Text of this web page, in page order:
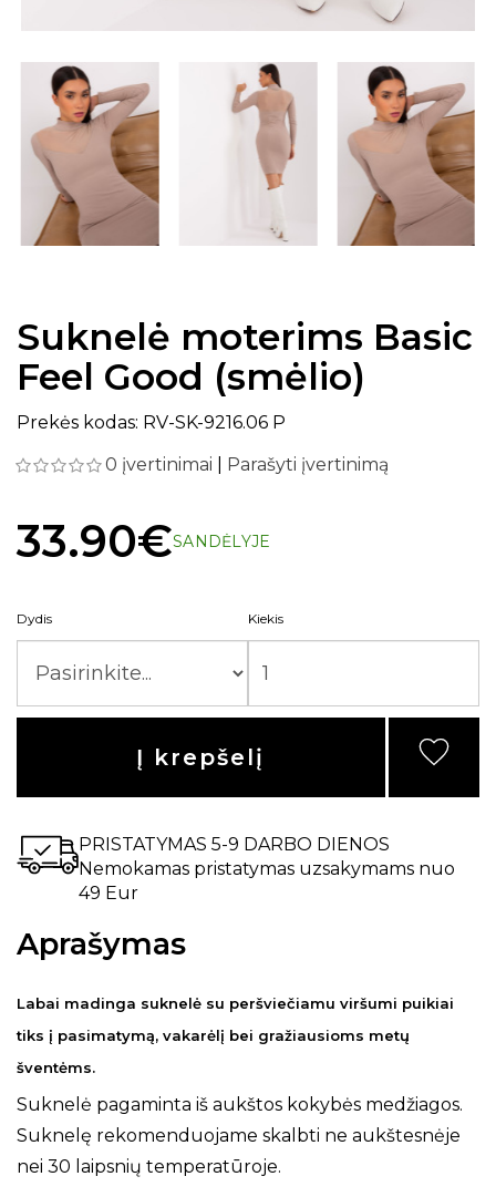
Suknelė moterims Basic
Feel Good (smėlio)
Prekės kodas: RV-SK-9216.06 P
0 įvertinimai
Parašyti įvertinimą
33.90€SANDĖLYJE
Dydis Kiekis
Į krepšelį
PRISTATYMAS 5-9 DARBO DIENOS
Nemokamas pristatymas uzsakymams nuo
49 Eur
Aprašymas
Labai madinga suknelė su peršviečiamu viršumi puikiai
tiks į pasimatymą, vakarėlį bei gražiausioms metų
šventėms.
Suknelė pagaminta iš aukštos kokybės medžiagos.
Suknelę rekomenduojame skalbti ne aukštesnėje
nei 30 laipsnių temperatūroje.